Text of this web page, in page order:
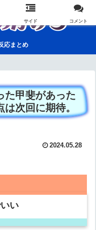
応まとめ
た甲斐があった
次回に期待。
2024.05.28
い
サイド コメント